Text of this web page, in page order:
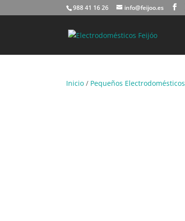
988 41 16 26 info@feijoo.es
Inicio / Pequeños Electrodomésticos